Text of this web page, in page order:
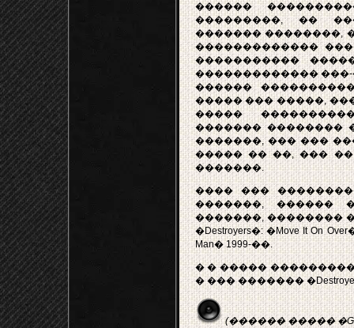
������
���������, ��
������� ��������,
�������������
�����������
�������������
������
����� ��� �����,
�����
������� ��������
�������, ��� ���
����� �� ��, ���
�������.
���� ���
�������, ������
�������, ��������
�Destroyers�: �Move It On
Man� 1999-��.
� � �����
� ��� �������
(������ ����� �Get